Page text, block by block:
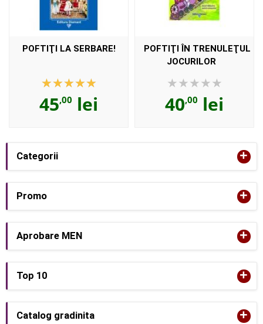
Categorii +
Promo +
Aprobare MEN +
Top 10 +
Catalog gradinita +
POFTIŢI LA SERBARE!
45,00 lei
POFTIŢI ÎN TRENULEŢUL
JOCURILOR
40,00 lei